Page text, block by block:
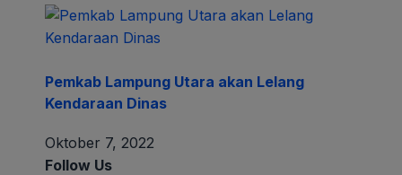
Pemkab Lampung Utara akan Lelang
Kendaraan Dinas
Oktober 7, 2022
Follow Us